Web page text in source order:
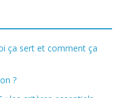
ça sert et comment ça
?